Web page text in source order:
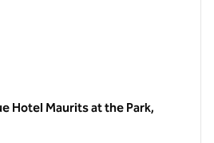
Hotel Maurits at the Park,